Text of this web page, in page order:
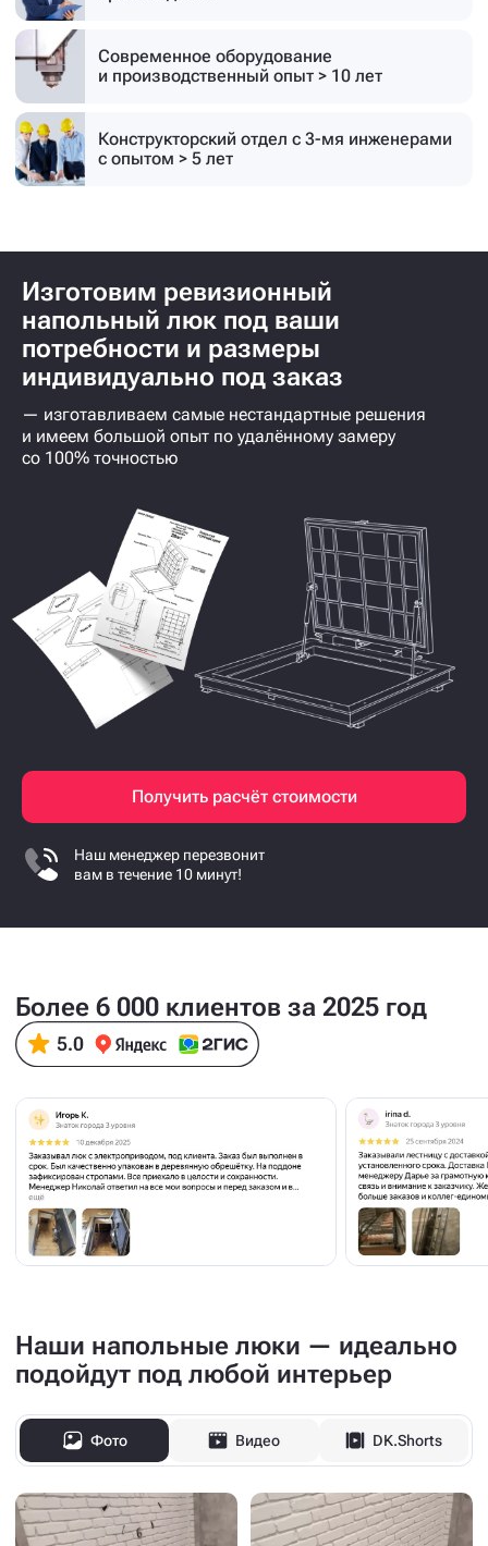
Современное оборудование
и производственный опыт > 10 лет
Конструкторский отдел с 3-мя инженерами
с опытом > 5 лет
Изготовим ревизионный
напольный люк под ваши
потребности и размеры
индивидуально под заказ
— изготавливаем самые нестандартные решения
и имеем большой опыт по удалённому замеру
со 100% точностью
Получить расчёт стоимости
Наш менеджер перезвонит
вам в течение 10 минут!
Более 6 000 клиентов за 2025 год
Наши напольные люки — идеально
подойдут под любой интерьер
Фото Видео DK.Shorts